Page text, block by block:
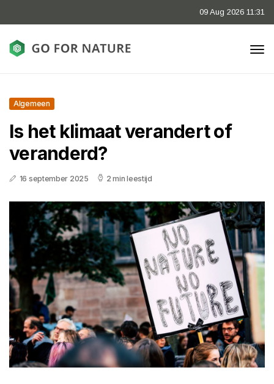
09 Aug 2026 11:31
Algemeen
Is het klimaat verandert of
veranderd?
16 september 2025 2 min leestijd